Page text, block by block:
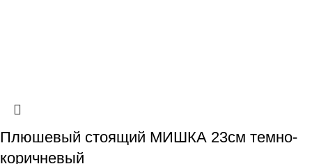
Плюшевый стоящий МИШКА 23см темно-
коричневый